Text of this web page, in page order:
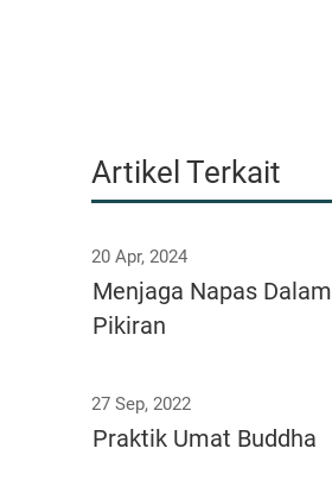
Artikel Terkait
20 Apr, 2024
Menjaga Napas Dalam
Pikiran
27 Sep, 2022
Praktik Umat Buddha